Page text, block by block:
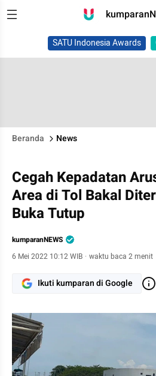
SATU Indonesia Awards
Beranda News
Cegah Kepadatan
Area di Tol Bakal
Buka Tutup
kumparanNEWS
6 Mei 2022 10:12 WIB · waktu baca 2 menit
Ikuti kumparan di Google